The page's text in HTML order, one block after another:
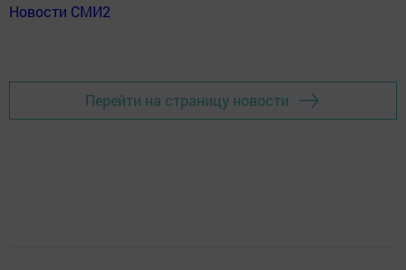
Новости СМИ2
Перейти на страницу новости